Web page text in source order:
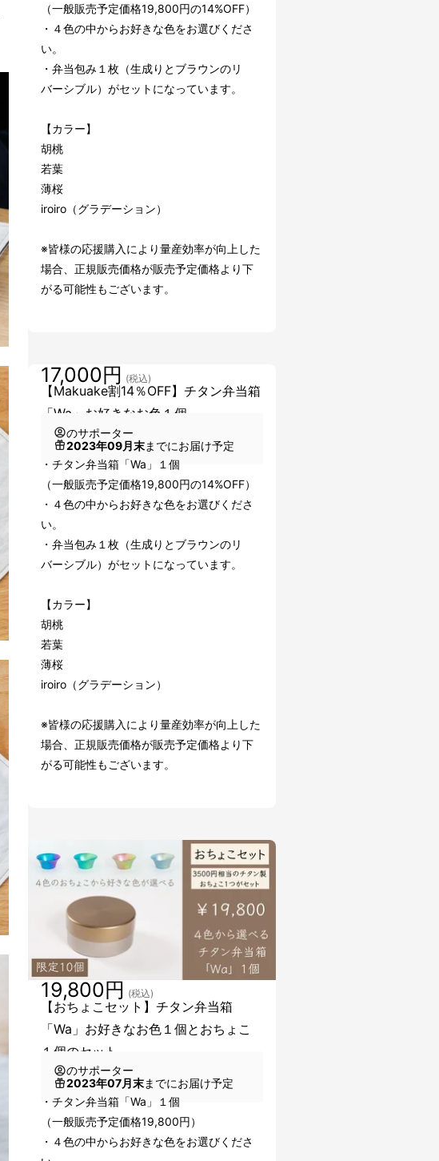
（一般販売予定価格19,800円の14%OFF）
・４色の中からお好きな色をお選びくださ
い。
・弁当包み１枚（生成りとブラウンのリ
バーシブル）がセットになっています。
【カラー】
胡桃
若葉
薄桜
iroiro（グラデーション）
※皆様の応援購入により量産効率が向上した
場合、正規販売価格が販売予定価格より下
がる可能性もございます。
【Makuake割14％OFF】チタン弁当箱
「Wa」お好きなお色１個
17,000円 (税込)
のサポーター
2023年09月末までにお届け予定
・チタン弁当箱「Wa」１個
（一般販売予定価格19,800円の14%OFF）
・４色の中からお好きな色をお選びくださ
い。
・弁当包み１枚（生成りとブラウンのリ
バーシブル）がセットになっています。
【カラー】
胡桃
若葉
薄桜
iroiro（グラデーション）
※皆様の応援購入により量産効率が向上した
場合、正規販売価格が販売予定価格より下
がる可能性もございます。
【おちょこセット】チタン弁当箱
「Wa」お好きなお色１個とおちょこ
１個のセット
19,800円 (税込)
のサポーター
2023年07月末までにお届け予定
・チタン弁当箱「Wa」１個
（一般販売予定価格19,800円）
・４色の中からお好きな色をお選びくださ